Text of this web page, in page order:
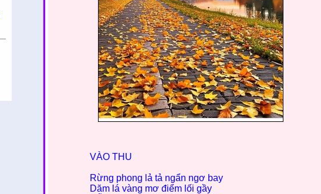
VÀO THU
Rừng phong lả tả ngẩn ngơ bay
Dăm lá vàng mơ điểm lối gầy